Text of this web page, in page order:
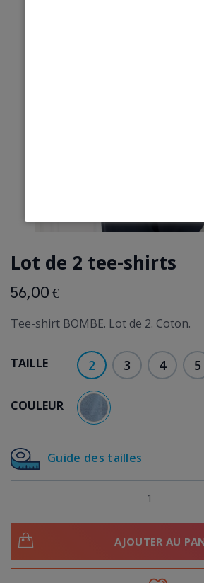
Lot de 2 tee-shirts
56,00 €
Tee-shirt BOMBE. Lot de 2. Coton.
Guide des tailles
COULEUR BLEU CIEL
TAILLE 2 3 4 5
AJOUTER AU